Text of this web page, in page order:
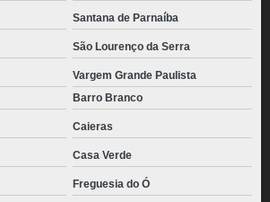
Santana de Parnaíba
São Lourenço da Serra
Vargem Grande Paulista
Barro Branco
Caieras
Casa Verde
Freguesia do Ó